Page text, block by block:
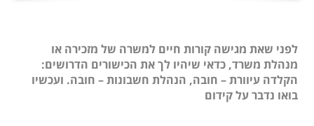
לפני שאת מגישה קורות חיים למשרה של מזכירה או
מנהלת משרד, כדאי שיהיו לך את הכישורים הדרושים:
הקלדה עיוורת – חובה, הנהלת חשבונות – חובה. ועכשיו
בואו נדבר על קידום